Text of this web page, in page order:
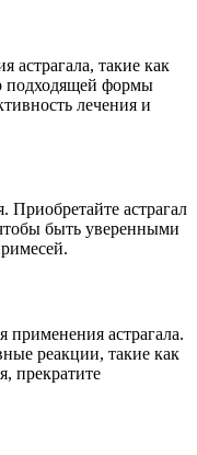
такие как
подходящей формы
лечения и
Приобретайте астрагал
быть уверенными
применения астрагала.
реакции, такие как
прекратите